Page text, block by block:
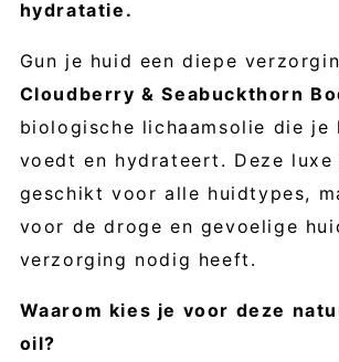
hydratatie.
Gun je huid een diepe
Cloudberry & Seabuckthorn
biologische lichaamsolie die je
voedt en hydrateert. Deze
geschikt voor alle huidtypes,
voor de droge en gevoelige
verzorging nodig heeft.
Waarom kies je voor deze
oil?